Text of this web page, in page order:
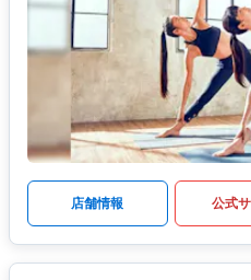
店舗情報 公式